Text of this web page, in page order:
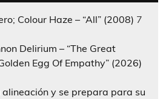
Colour Haze – “All” (2008) 7
Delirium – “The Great
Egg Of Empathy” (2026)
alineación y se prepara para su